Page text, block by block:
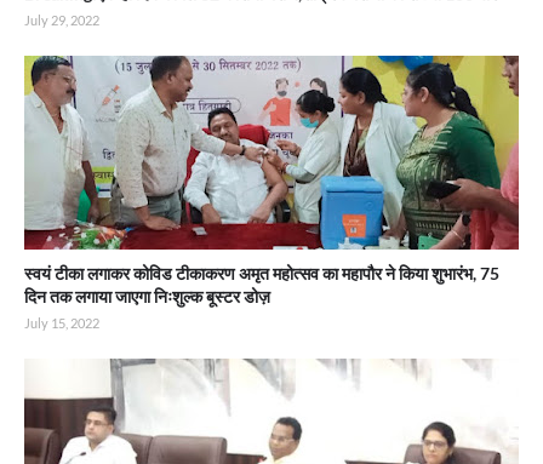
July 29, 2022
स्वयं टीका लगाकर कोविड टीकाकरण अमृत महोत्सव का महापौर ने किया शुभारंभ, 75
दिन तक लगाया जाएगा निःशुल्क बूस्टर डोज़
July 15, 2022